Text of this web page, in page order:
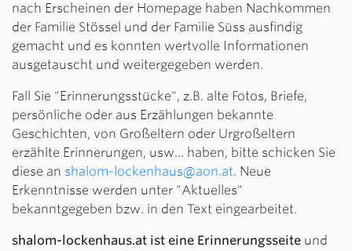
nach Erscheinen der Homepage haben Nachkommen
der Familie Stössel und der Familie Süss ausfindig
gemacht und es konnten wertvolle Informationen
ausgetauscht und weitergegeben werden.
Fall Sie "Erinnerungsstücke", z.B. alte Fotos, Briefe,
persönliche oder aus Erzählungen bekannte
Geschichten, von Großeltern oder Urgroßeltern
erzählte Erinnerungen, usw... haben, bitte schicken Sie
diese an shalom-lockenhaus@aon.at. Neue
Erkenntnisse werden unter "Aktuelles"
bekanntgegeben bzw. in den Text eingearbeitet.
shalom-lockenhaus.at ist eine Erinnerungsseite und